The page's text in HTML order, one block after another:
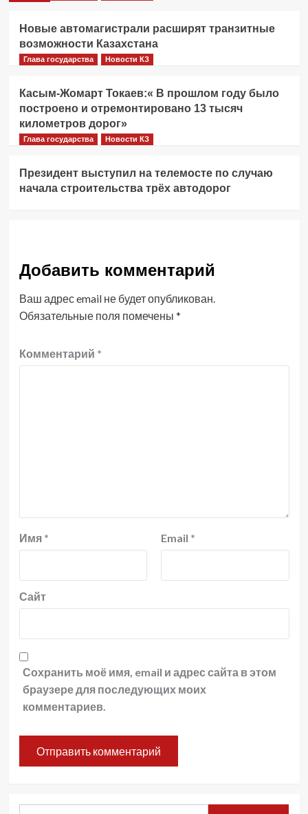
Новые автомагистрали расширят транзитные
возможности Казахстана
Глава государства Новости КЗ
Касым-Жомарт Токаев:« В прошлом году было
построено и отремонтировано 13 тысяч
километров дорог»
Глава государства Новости КЗ
Президент выступил на телемосте по случаю
начала строительства трёх автодорог
Добавить комментарий
Ваш адрес email не будет опубликован.
Обязательные поля помечены *
Комментарий *
Имя * Email *
Сайт
Сохранить моё имя, email и адрес сайта в этом
браузере для последующих моих
комментариев.